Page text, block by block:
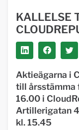
KALLELSE
Aktieägarna i
till årsstämma
16.00 i
Artillerigatan
kl. 15.45